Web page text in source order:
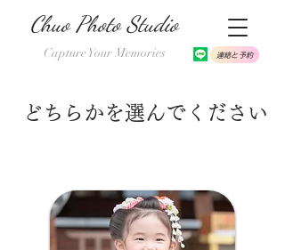
Chuo Photo Studio
Capture Your Memories 連絡と予約
どちらかを選んでください